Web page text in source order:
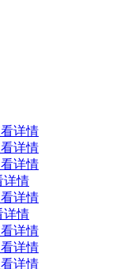
详情
详情
详情
详情
详情
详情
详情
详情
详情